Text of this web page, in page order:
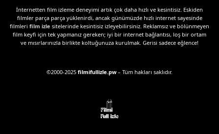
İnternetten film izleme deneyimi artık çok daha hızlı ve kesintisiz. Eskiden
filmler parça parça yüklenirdi, ancak günümüzde hızlı internet sayesinde
filmleri film izle sitelerinde kesintisiz izleyebilirsiniz. Reklamsız ve bölünmeyen
film keyfi için tek yapmanız gereken; iyi bir internet bağlantısı, loş bir ortam
ve mısırlarınızla birlikte koltuğunuza kurulmak. Gerisi sadece eğlence!
©2000-2025 filmifullizle.pw– Tüm hakları saklıdır.